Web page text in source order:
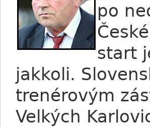
po
start
jakkoli.
trenérovým
Velkých